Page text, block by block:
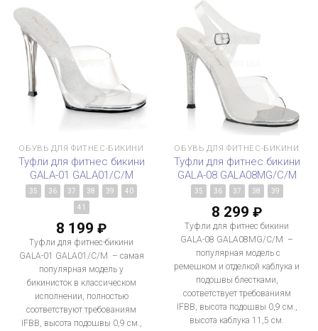
ОБУВЬ ДЛЯ ФИТНЕС-БИКИНИ
Туфли для фитнес бикини
GALA-01 GALA01/C/M
35 36 37 38 39 40
41
8 199 ₽
Туфли для фитнес-бикини
GALA-01 GALA01/C/M – самая
популярная модель у
бикинисток в классическом
исполнении, полностью
соответствуют требованиям
IFBB, высота подошвы 0,9 см.,
ОБУВЬ ДЛЯ ФИТНЕС-БИКИНИ
Туфли для фитнес бикини
GALA-08 GALA08MG/C/M
35 36 37 38 39
8 299 ₽
Туфли для фитнес бикини
GALA-08 GALA08MG/C/M –
популярная модель с
ремешком и отделкой каблука и
подошвы блестками,
соответствует требованиям
IFBB, высота подошвы 0,9 см.,
высота каблука 11,5 см.